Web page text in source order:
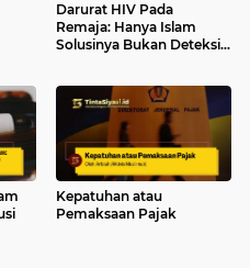
Darurat HIV Pada
Remaja: Hanya Islam
Solusinya Bukan Deteksi
Kepatuhan atau
Pemaksaan Pajak